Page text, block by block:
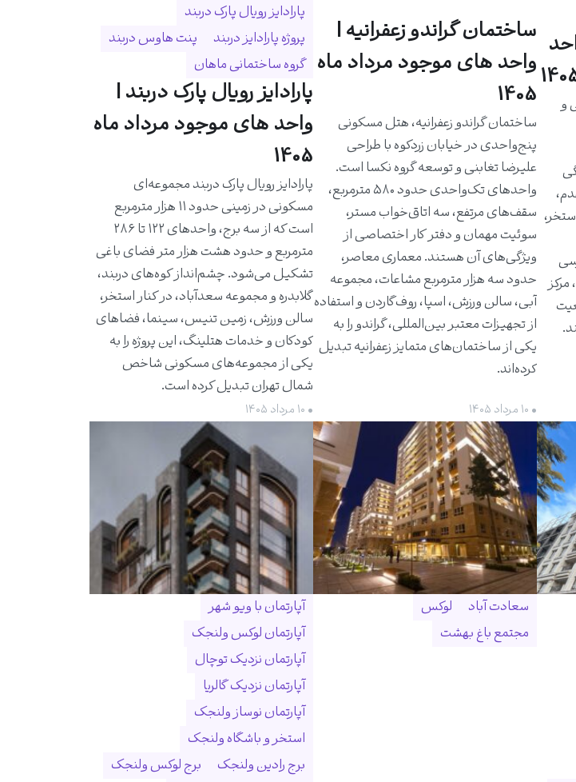
۱۵ | واحد
و
مرکز
ساختمان گراندو زعفرانیه |
واحد های موجود مرداد ماه
1405
ساختمان گراندو زعفرانیه، هتل مسکونی
پنج‌واحدی در خیابان زردکوه با طراحی
علیرضا تغابنی و توسعه گروه نکسا است.
واحدهای تک‌واحدی حدود ۵۸۰ مترمربع،
سقف‌های مرتفع، سه اتاق‌خواب مستر،
سوئیت مهمان و دفتر کار اختصاصی از
ویژگی‌های آن هستند. معماری معاصر،
حدود سه هزار مترمربع مشاعات، مجموعه
آبی، سالن ورزش، اسپا، روف‌گاردن و استفاده
از تجهیزات معتبر بین‌المللی، گراندو را به
یکی از ساختمان‌های متمایز زعفرانیه تبدیل
کرده‌اند.
• ۱۰ مرداد ۱۴۰۵
پارادایز رویال پارک دربند
پروژه پارادایز دربند
پنت هاوس دربند
گروه ساختمانی ماهان
پارادایز رویال پارک دربند |
واحد های موجود مرداد ماه
1405
پارادایز رویال پارک دربند مجموعه‌ای
مسکونی در زمینی حدود ۱۱ هزار مترمربع
است که از سه برج، واحدهای ۱۲۲ تا ۲۸۶
مترمربع و حدود هشت هزار متر فضای باغی
تشکیل می‌شود. چشم‌انداز کوه‌های دربند،
گلابدره و مجموعه سعدآباد، در کنار استخر،
سالن ورزش، زمین تنیس، سینما، فضاهای
کودکان و خدمات هتلینگ، این پروژه را به
یکی از مجموعه‌های مسکونی شاخص
شمال تهران تبدیل کرده است.
• ۱۰ مرداد ۱۴۰۵
سعادت آباد
لوکس
مجتمع باغ بهشت
آپارتمان با ویو شهر
آپارتمان لوکس ولنجک
آپارتمان نزدیک توچال
آپارتمان نزدیک گالریا
آپارتمان نوساز ولنجک
استخر و باشگاه ولنجک
برج رادین ولنجک
برج لوکس ولنجک